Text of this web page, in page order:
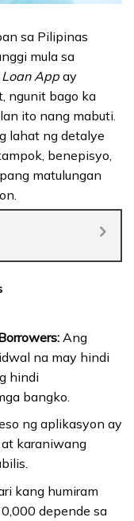
sa Pilipinas
mula sa
App ay
ngunit bago ka
ito nang mabuti.
lahat ng detalye
benepisyo,
matulungan
Ang
na may hindi
hindi
bangko.
ng aplikasyon ay
karaniwang
kang humiram
depende sa